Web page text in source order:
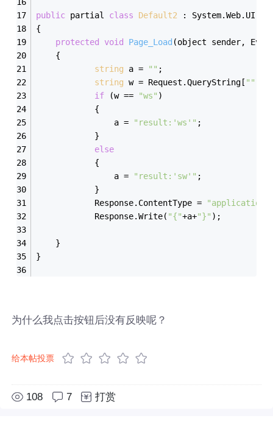
public partial class Default2 :
{
protected
void Page_Load (object sender,
    {
string a = "" ;
string w = Request.QueryString[ ""
if (w == "ws" )
            {
                a =
"result:'ws'" ;
            }
else
            {
                a =
"result:'sw'" ;
            }
            Response.ContentType =
"application/
            Response.Write(
"{"+a+"}" );
    }
}
为什么我点击按钮后没有反映呢？
给本帖投票
108 7 打赏